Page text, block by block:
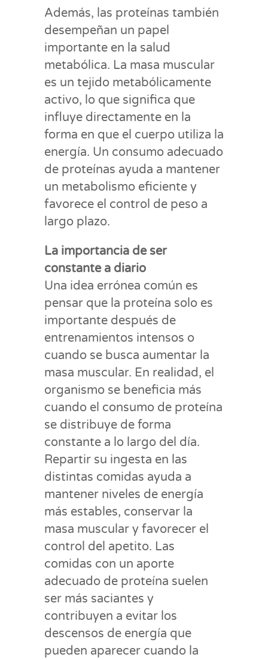
Además, las proteínas también
desempeñan un papel
importante en la salud
metabólica. La masa muscular
es un tejido metabólicamente
activo, lo que significa que
influye directamente en la
forma en que el cuerpo utiliza la
energía. Un consumo adecuado
de proteínas ayuda a mantener
un metabolismo eficiente y
favorece el control de peso a
largo plazo.
La importancia de ser
constante a diario
Una idea errónea común es
pensar que la proteína solo es
importante después de
entrenamientos intensos o
cuando se busca aumentar la
masa muscular. En realidad, el
organismo se beneficia más
cuando el consumo de proteína
se distribuye de forma
constante a lo largo del día.
Repartir su ingesta en las
distintas comidas ayuda a
mantener niveles de energía
más estables, conservar la
masa muscular y favorecer el
control del apetito. Las
comidas con un aporte
adecuado de proteína suelen
ser más saciantes y
contribuyen a evitar los
descensos de energía que
pueden aparecer cuando la